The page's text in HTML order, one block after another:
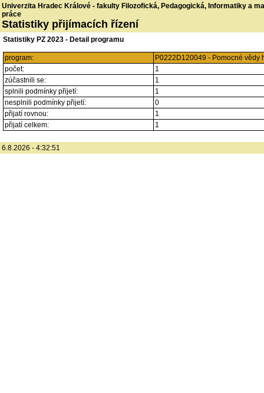
Univerzita Hradec Králové - fakulty Filozofická, Pedagogická, Informatiky a
práce
Statistiky přijímacích řízení
Statistiky PZ 2023 - Detail programu
program:
P0222D120049 - Pomocné vědy
počet:
1
zúčastnili se:
1
splnili podmínky přijetí:
1
nesplnili podmínky přijetí:
0
přijatí rovnou:
1
přijatí celkem:
1
6.8.2026 - 4:32:51